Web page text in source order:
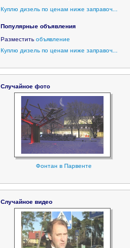
Куплю дизель по ценам ниже заправоч...
Популярные объявления
Разместить объявление
Куплю дизель по ценам ниже заправоч...
Случайное фото
Фонтан в Парвенте
Случайное видео